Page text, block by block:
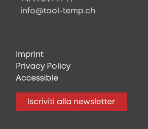
info@tool-temp.ch
Imprint
Privacy Policy
Accessible
Iscriviti alla newsletter